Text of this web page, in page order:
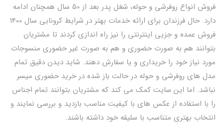
فروش انواع روفرشی و حوله، شغل پدر بعد از 50 سال همچنان ادامه
دارد. حال فرزندان برای ارائه خدمات بهتر در شرایط کرونایی سال 1400
فروش عمده و جزیی اینترنتی را نیز راه اندازی کردند تا مشتریان
بتوانند هم به صورت حضوری و هم به صورت غیر حضوری منسوجات
مورد نیاز خود را خریداری و یا سفارش دهند. شاید دیدن دقیق تمام
مدل های روفرشی و حوله در حالت باز شده در خرید حضوری میسر
نباشد. اما این سایت کمک می کند که مشتریان بتوانند تمام اجناس
را با استفاده از عکس های با کیفیت مناسب بازدید و بررسی نمایند و
انتخاب بهتری متناسب با سلیقه خود داشته باشند.